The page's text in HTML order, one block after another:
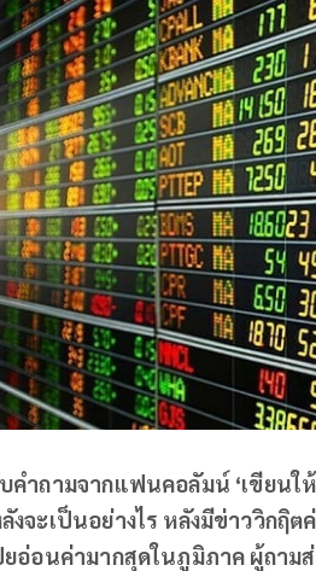
คําถามจากแฟนคอลัมน์ ‘เขียนใ
งจะเป็นอย่างไร หลังมีข่าววิกฤิ
ยอ่อนค่ามากสุดในภูมิภาค ผู้ถา